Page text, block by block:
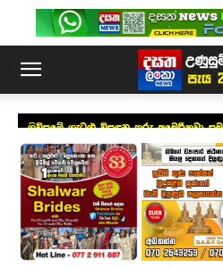
ගිවිසුමේ ගැටළු විසඳන තුරු අමෙරිකවා